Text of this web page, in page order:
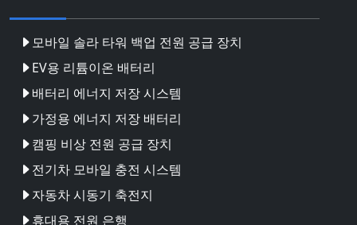
모바일 솔라 타워 백업 전원 공급 장치
EV용 리튬이온 배터리
배터리 에너지 저장 시스템
가정용 에너지 저장 배터리
캠핑 비상 전원 공급 장치
전기차 모바일 충전 시스템
자동차 시동기 축전지
휴대용 전원 은행